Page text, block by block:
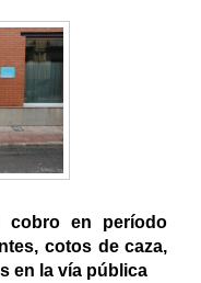
en período
cotos de caza,
en la vía pública